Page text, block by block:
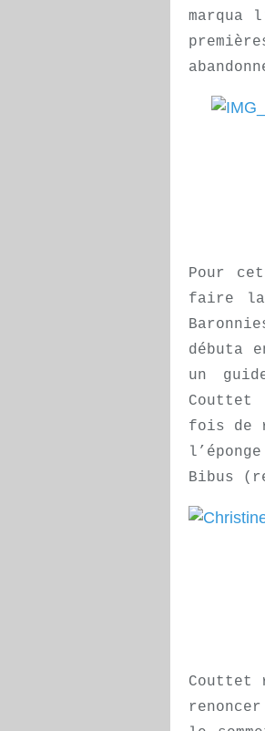
Pour
faire la
débuta
un
Couttet
fois de
Bibus
Couttet